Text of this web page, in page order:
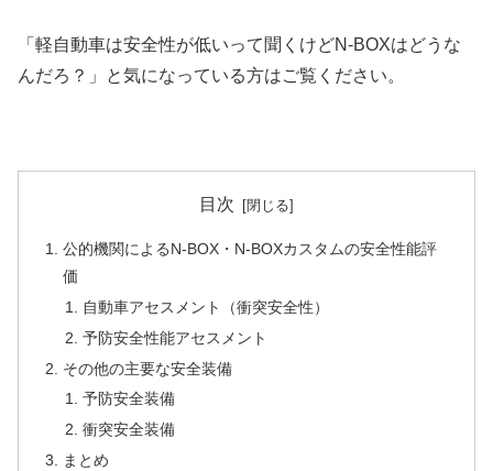
「軽自動車は安全性が低いって聞くけどN-BOXはどうな
んだろ？」と気になっている方はご覧ください。
目次
公的機関によるN-BOX・N-BOXカスタムの安全性能評
価
自動車アセスメント（衝突安全性）
予防安全性能アセスメント
その他の主要な安全装備
予防安全装備
衝突安全装備
まとめ